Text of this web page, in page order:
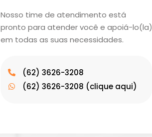
Nosso time de atendimento está
pronto para atender você e apoiá-lo(la)
em todas as suas necessidades.
(62) 3626-3208
(62) 3626-3208 (clique aqui)